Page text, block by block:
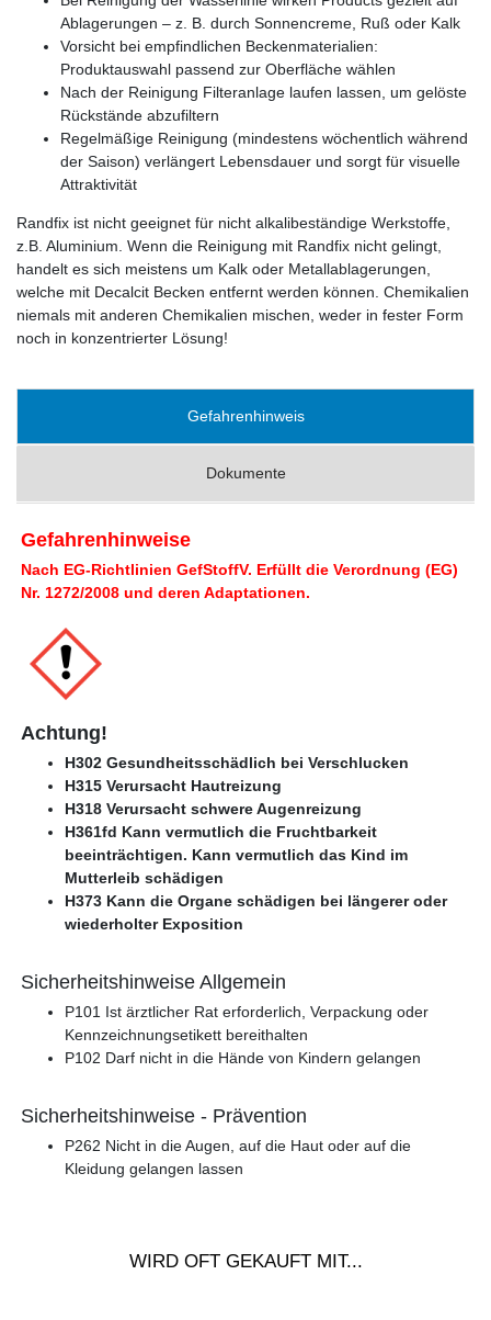
Ablagerungen – z. B. durch Sonnencreme, Ruß oder Kalk
Vorsicht bei empfindlichen Beckenmaterialien:
Produktauswahl passend zur Oberfläche wählen
Nach der Reinigung Filteranlage laufen lassen, um gelöste
Rückstände abzufiltern
Regelmäßige Reinigung (mindestens wöchentlich während
der Saison) verlängert Lebensdauer und sorgt für visuelle
Attraktivität
Randfix ist nicht geeignet für nicht alkalibeständige Werkstoffe,
z.B. Aluminium. Wenn die Reinigung mit Randfix nicht gelingt,
handelt es sich meistens um Kalk oder Metallablagerungen,
welche mit Decalcit Becken entfernt werden können. Chemikalien
niemals mit anderen Chemikalien mischen, weder in fester Form
noch in konzentrierter Lösung!
Gefahrenhinweis
Dokumente
Gefahrenhinweise
Nach EG-Richtlinien GefStoffV. Erfüllt die Verordnung (EG)
Nr. 1272/2008 und deren Adaptationen.
Achtung!
H302 Gesundheitsschädlich bei Verschlucken
H315 Verursacht Hautreizung
H318 Verursacht schwere Augenreizung
H361fd Kann vermutlich die Fruchtbarkeit
beeinträchtigen. Kann vermutlich das Kind im
Mutterleib schädigen
H373 Kann die Organe schädigen bei längerer oder
wiederholter Exposition
Sicherheitshinweise Allgemein
P101 Ist ärztlicher Rat erforderlich, Verpackung oder
Kennzeichnungsetikett bereithalten
P102 Darf nicht in die Hände von Kindern gelangen
Sicherheitshinweise - Prävention
P262 Nicht in die Augen, auf die Haut oder auf die
Kleidung gelangen lassen
WIRD OFT GEKAUFT MIT...